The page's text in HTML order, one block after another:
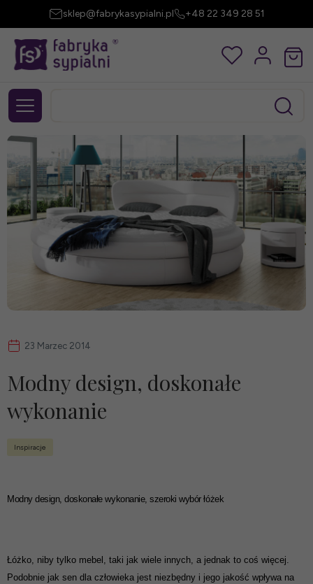
sklep@fabrykasypialni.pl +48 22 349 28 51
23 Marzec 2014
Modny design, doskonałe
wykonanie
Inspiracje
Modny design, doskonałe wykonanie, szeroki wybór łóżek
Łóżko, niby tylko mebel, taki jak wiele innych, a jednak to coś więcej.
Podobnie jak sen dla człowieka jest niezbędny i jego jakość wpływa na